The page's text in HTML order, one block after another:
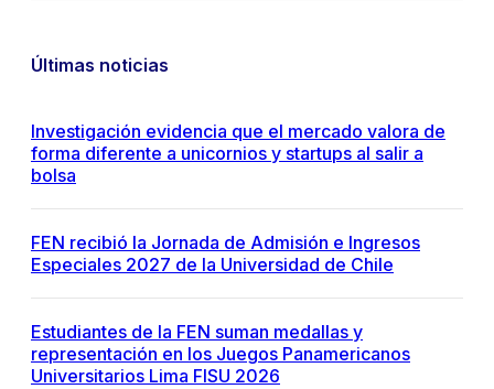
Últimas noticias
Investigación evidencia que el mercado valora de
forma diferente a unicornios y startups al salir a
bolsa
FEN recibió la Jornada de Admisión e Ingresos
Especiales 2027 de la Universidad de Chile
Estudiantes de la FEN suman medallas y
representación en los Juegos Panamericanos
Universitarios Lima FISU 2026